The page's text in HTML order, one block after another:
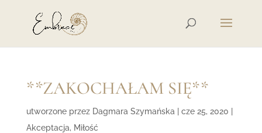
**ZAKOCHAŁAM SIĘ**
utworzone przez Dagmara Szymańska cze 25, 2020
Akceptacja, Miłość